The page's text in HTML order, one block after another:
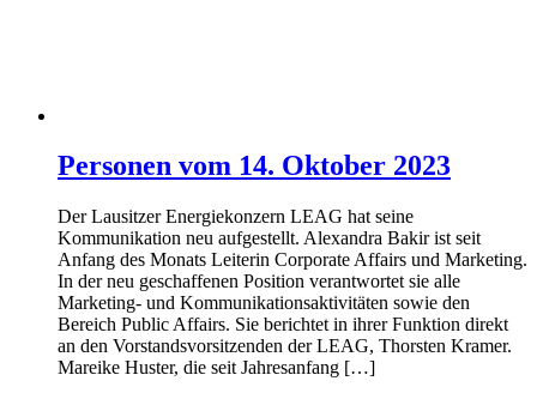
Personen vom 14. Oktober 2023
Der Lausitzer Energiekonzern LEAG hat seine
Kommunikation neu aufgestellt. Alexandra Bakir ist seit
Anfang des Monats Leiterin Corporate Affairs und Marketing.
In der neu geschaffenen Position verantwortet sie alle
Marketing- und Kommunikationsaktivitäten sowie den
Bereich Public Affairs. Sie berichtet in ihrer Funktion direkt
an den Vorstandsvorsitzenden der LEAG, Thorsten Kramer.
Mareike Huster, die seit Jahresanfang […]